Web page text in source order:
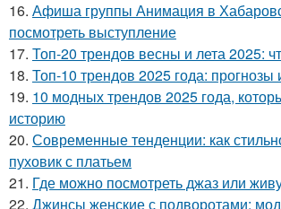
16. Афиша группы Анимация в
посмотреть выступление
17. Топ-20 трендов весны и лета 2025:
18. Топ-10 трендов 2025 года:
19. 10 модных трендов 2025 года,
историю
20. Современные тенденции: как
пуховик с платьем
21. Где можно посмотреть джаз или
22. Джинсы женские с подворотами: